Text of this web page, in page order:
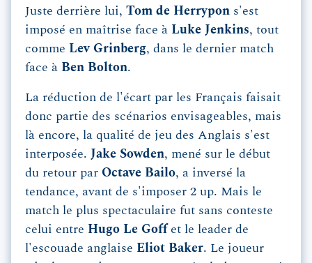
Juste derrière lui, Tom de Herrypon s'est
imposé en maîtrise face à Luke Jenkins, tout
comme Lev Grinberg, dans le dernier match
face à Ben Bolton.
La réduction de l'écart par les Français faisait
donc partie des scénarios envisageables, mais
là encore, la qualité de jeu des Anglais s'est
interposée. Jake Sowden, mené sur le début
du retour par Octave Bailo, a inversé la
tendance, avant de s'imposer 2 up. Mais le
match le plus spectaculaire fut sans conteste
celui entre Hugo Le Goff et le leader de
l'escouade anglaise Eliot Baker. Le joueur